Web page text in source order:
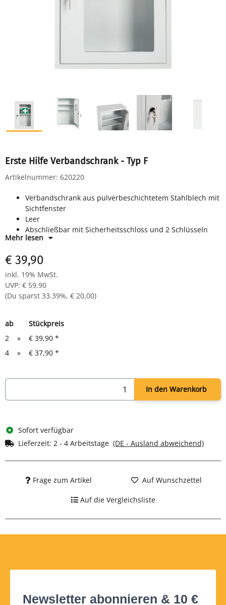
Erste Hilfe Verbandschrank - Typ F
Artikelnummer: 620220
Verbandschrank aus pulverbeschichtetem Stahlblech mit
Sichtfenster
Leer
Abschließbar mit Sicherheitsschloss und 2 Schlüsseln
3 feste Ablageflächen für geordnete Aufbewahrung
Zur Wandmontage, inkl. Montageset (Schrauben & Dübel)
Außenmaß: H 460 × B 300 × T 140 mm
Lieferumfang: Schrank leer, Schloss mit 2 Schlüsseln,
Symbolaufkleber, Montageset
Mehr lesen
€ 39,90
inkl. 19% MwSt.
UVP: € 59,90
(Du sparst 33.39%, € 20,00)
ab
Stückpreis
2
» € 39,90 *
4
» € 37,90 *
In den Warenkorb
Sofort verfügbar
Lieferzeit: 2 - 4 Arbeitstage (DE - Ausland abweichend)
Frage zum Artikel Auf Wunschzettel
Auf die Vergleichsliste